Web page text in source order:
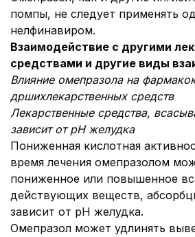
помпы, не следует применять
нелфинавиром.
Взаимодействие с другими
средствами и другие виды
Влияние омепразола на фарма
дршихлекарственных средств
Лекарственные средства,
зависит от рН желудка
Пониженная кислотная
время лечения омепразолом
пониженное или повышенное
действующих веществ,
зависит от рН желудка.
Омепразол может удлинять